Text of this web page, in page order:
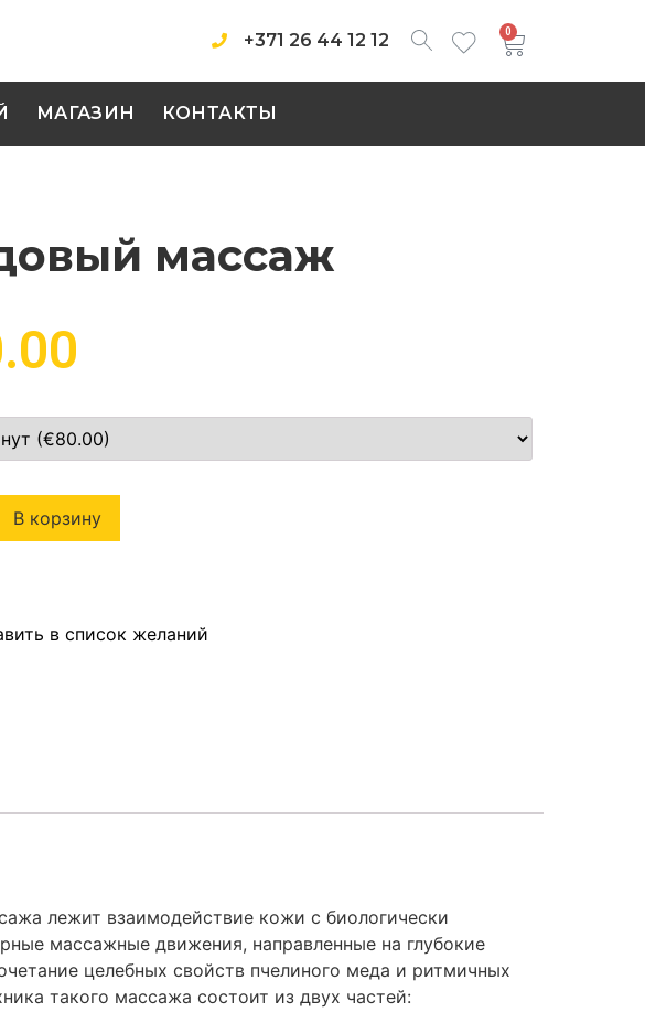
+371 26 44 12 12 0
МАГАЗИН КОНТАКТЫ
массаж
В корзину
в список желаний
лежит взаимодействие кожи с биологически
массажные движения, направленные на глубокие
целебных свойств пчелиного меда и ритмичных
такого массажа состоит из двух частей: